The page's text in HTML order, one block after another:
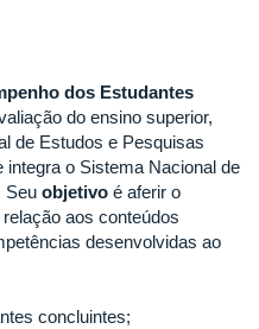
dos Estudantes
do ensino superior,
de Estudos e Pesquisas
integra o Sistema Nacional de
Seu objetivo é aferir o
aos conteúdos
desenvolvidas ao
concluintes;